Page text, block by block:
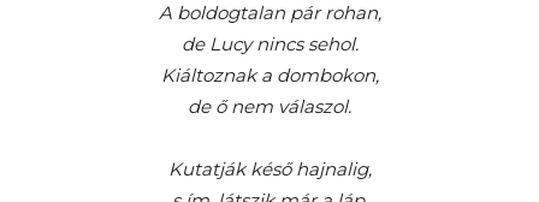
A boldogtalan pár rohan,
de Lucy nincs sehol.
Kiáltoznak a dombokon,
de ő nem válaszol.
Kutatják késő hajnalig,